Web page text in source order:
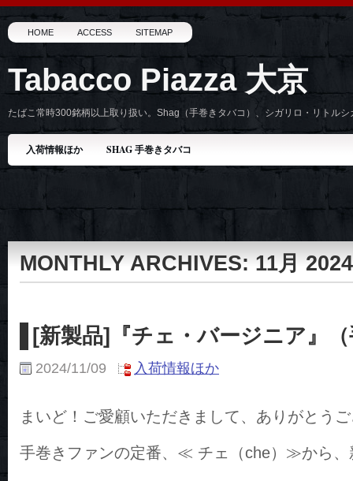
HOME ACCESS SITEMAP
Tabacco Piazza 大京
たばこ常時300銘柄以上取り扱い。Shag（手巻きタバコ）、シガリロ・リトル
入荷情報ほか SHAG 手巻きタバコ
MONTHLY ARCHIVES:11月 2024
[新製品]『チェ・バージニア』
2024/11/09 入荷情報ほか
まいど！ご愛顧いただきまして、ありがとう
手巻きファンの定番、≪ チェ（che）≫から、